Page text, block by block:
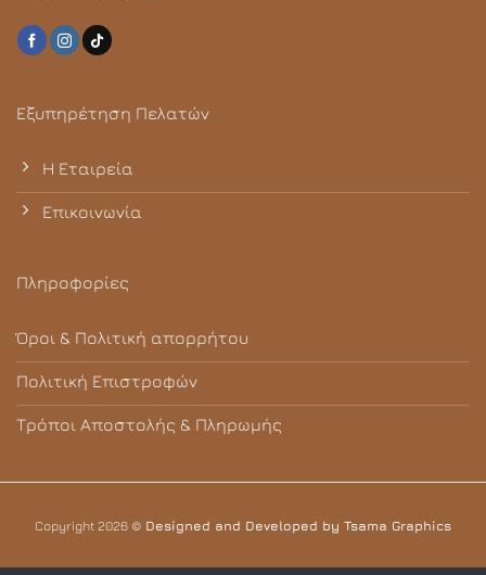
Εξυπηρέτηση Πελατών
Η Εταιρεία
Επικοινωνία
Πληροφορίες
Όροι & Πολιτική απορρήτου
Πολιτική Επιστροφών
Τρόποι Αποστολής & Πληρωμής
Copyright 2026 © Designed and Developed by Tsama Graphics